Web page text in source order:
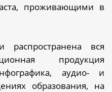
проживающими в
распространена вся
продукция
аудио- и
образования, на